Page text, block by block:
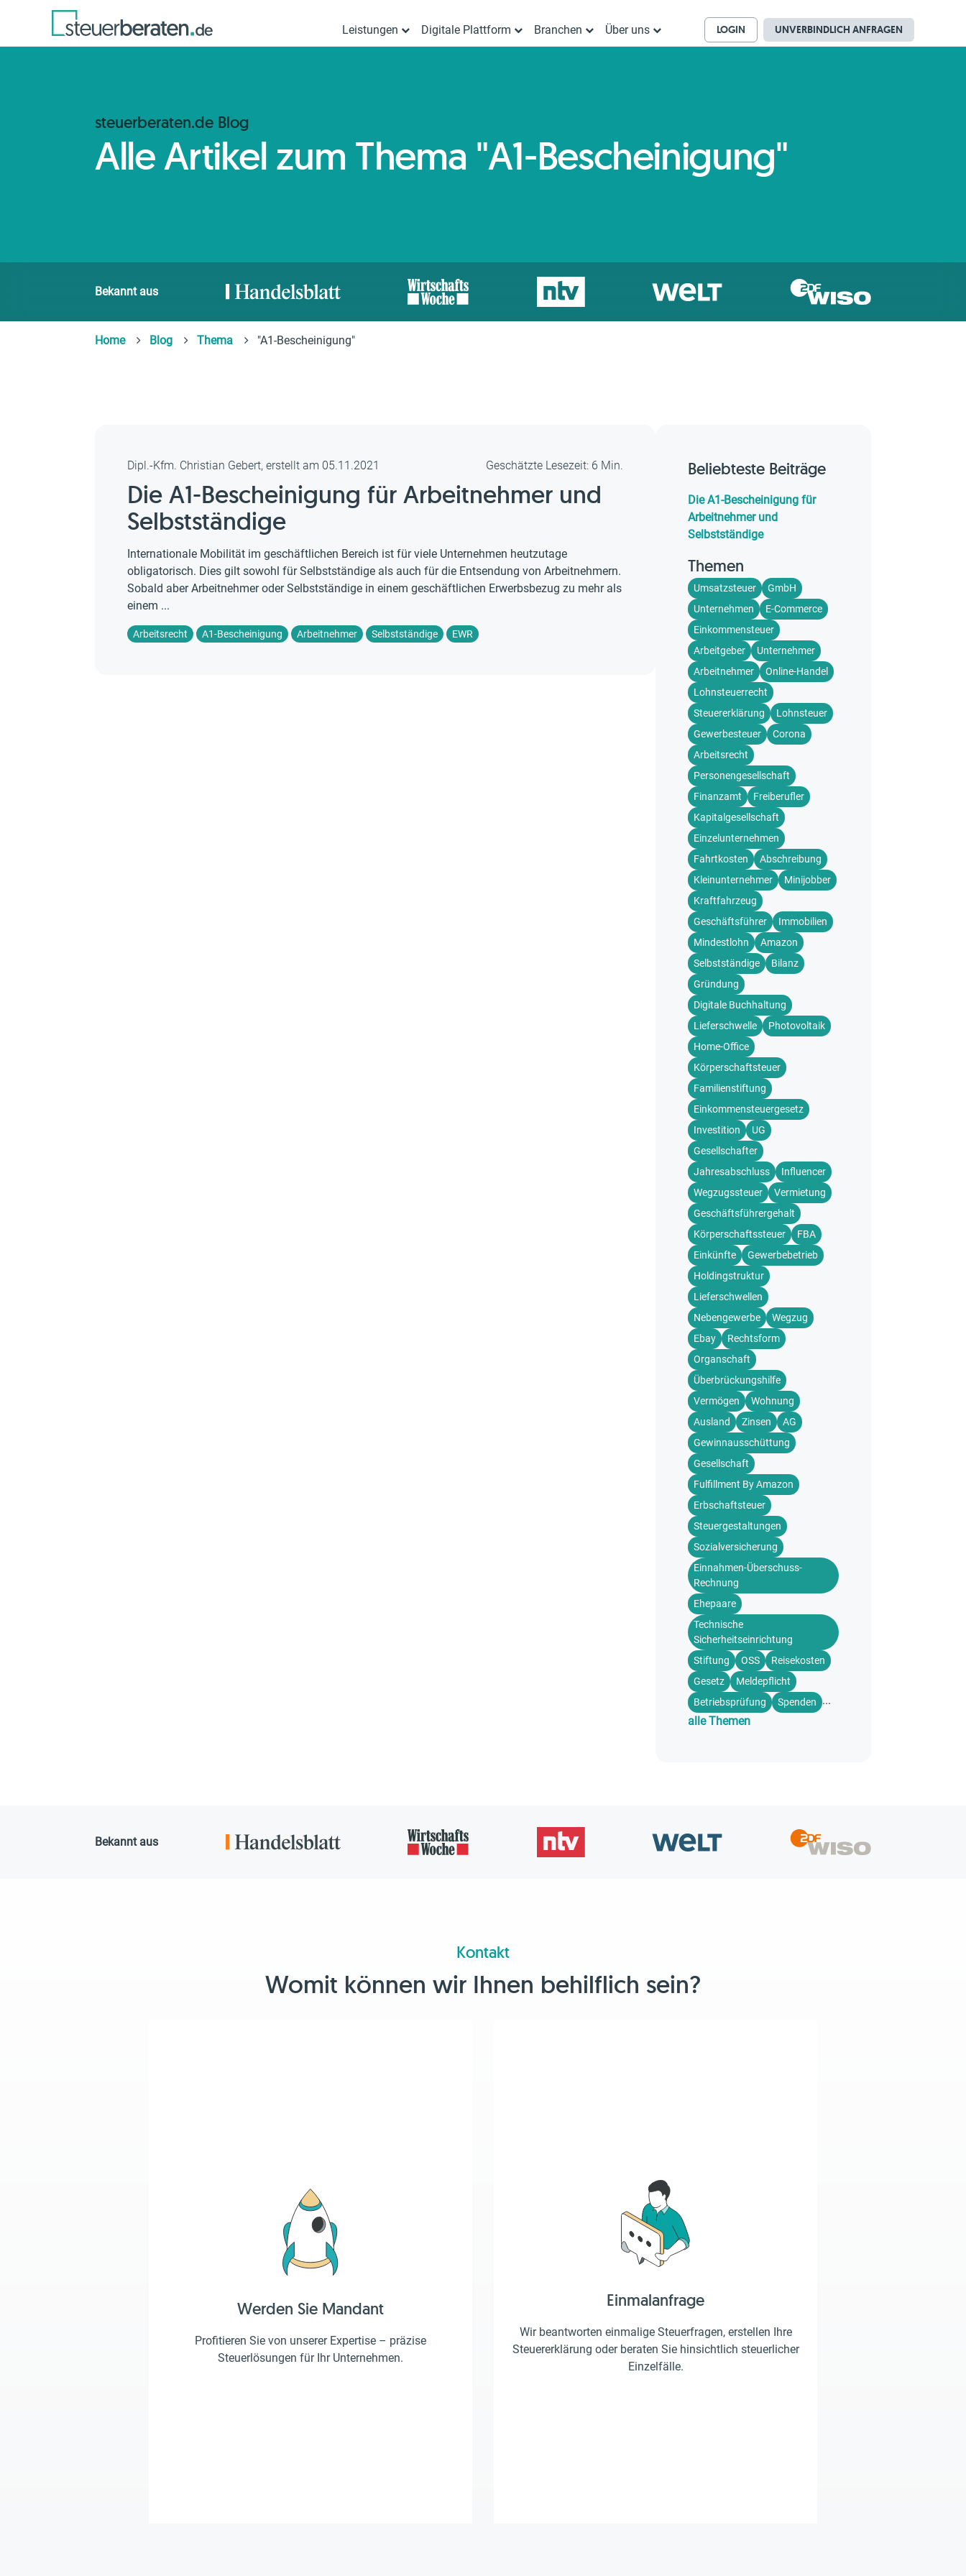
Leistungen Digitale Plattform Branchen Über uns LOGIN UNVERBINDLICH ANFRAGEN
steuerberaten.de Blog
Alle Artikel zum Thema "A1-Bescheinigung"
Bekannt aus
Home Blog Thema "A1-Bescheinigung"
Dipl.-Kfm. Christian Gebert, erstellt am 05.11.2021 Geschätzte Lesezeit: 6 Min.
Die A1-Bescheinigung für Arbeitnehmer und
Selbstständige
Internationale Mobilität im geschäftlichen Bereich ist für viele Unternehmen heutzutage
obligatorisch. Dies gilt sowohl für Selbstständige als auch für die Entsendung von Arbeitnehmern.
Sobald aber Arbeitnehmer oder Selbstständige in einem geschäftlichen Erwerbsbezug zu mehr als
einem ...
Arbeitsrecht A1-Bescheinigung Arbeitnehmer Selbstständige EWR
Beliebteste Beiträge
Die A1-Bescheinigung für
Arbeitnehmer und
Selbstständige
Themen
Umsatzsteuer
GmbH
Unternehmen
E-Commerce
Einkommensteuer
Arbeitgeber
Unternehmer
Arbeitnehmer
Online-Handel
Lohnsteuerrecht
Steuererklärung
Lohnsteuer
Gewerbesteuer
Corona
Arbeitsrecht
Personengesellschaft
Finanzamt
Freiberufler
Kapitalgesellschaft
Einzelunternehmen
Fahrtkosten
Abschreibung
Kleinunternehmer
Minijobber
Kraftfahrzeug
Geschäftsführer
Immobilien
Mindestlohn
Amazon
Selbstständige
Bilanz
Gründung
Digitale Buchhaltung
Lieferschwelle
Photovoltaik
Home-Office
Körperschaftsteuer
Familienstiftung
Einkommensteuergesetz
Investition
UG
Gesellschafter
Jahresabschluss
Influencer
Wegzugssteuer
Vermietung
Geschäftsführergehalt
Körperschaftssteuer
FBA
Einkünfte
Gewerbebetrieb
Holdingstruktur
Lieferschwellen
Nebengewerbe
Wegzug
Ebay
Rechtsform
Organschaft
Überbrückungshilfe
Vermögen
Wohnung
Ausland
Zinsen
AG
Gewinnausschüttung
Gesellschaft
Fulfillment By Amazon
Erbschaftsteuer
Steuergestaltungen
Sozialversicherung
Einnahmen-Überschuss-
Rechnung
Ehepaare
Technische
Sicherheitseinrichtung
Stiftung
OSS
Reisekosten
Gesetz
Meldepflicht
Betriebsprüfung
Spenden
...
alle Themen
Bekannt aus
Kontakt
Womit können wir Ihnen behilflich sein?
Werden Sie Mandant
Profitieren Sie von unserer Expertise – präzise
Steuerlösungen für Ihr Unternehmen.
Einmalanfrage
Wir beantworten einmalige Steuerfragen, erstellen Ihre
Steuererklärung oder beraten Sie hinsichtlich steuerlicher
Einzelfälle.